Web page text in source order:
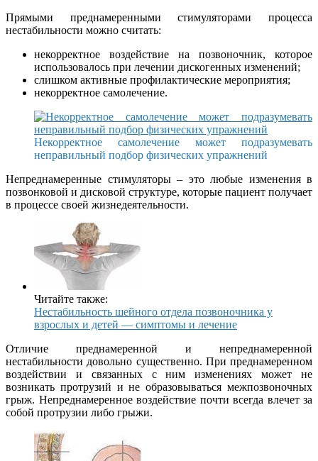
Прямыми преднамеренными стимуляторами процесса
нестабильности можно считать:
некорректное воздействие на позвоночник, которое
использовалось при лечении дискогенных изменений;
слишком активные профилактические мероприятия;
некорректное самолечение.
Некорректное самолечение может подразумевать
неправильный подбор физических упражнений
Непреднамеренные стимуляторы – это любые изменения в
позвонковой и дисковой структуре, которые пациент получает
в процессе своей жизнедеятельности.
Читайте также:
Нестабильность шейного отдела позвоночника у
взрослых и детей — симптомы и лечение
Отличие преднамеренной и непреднамеренной
нестабильности довольно существенно. При преднамеренном
воздействии и связанных с ним изменениях может не
возникать протрузий и не образовываться межпозвоночных
грыж. Непреднамеренное воздействие почти всегда влечет за
собой протрузии либо грыжи.